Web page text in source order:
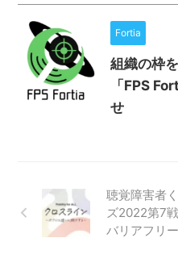
Fortia
組織の枠
「FPS
せ
聴覚障害者
ズ2022第7
バリアフリ